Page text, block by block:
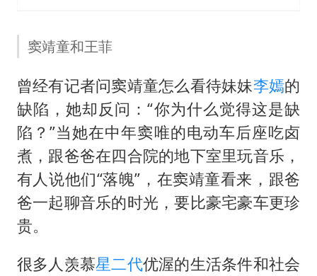
窦靖童和王菲
曾经有记者问窦靖童怎么看待妹妹李嫣的
缺陷，她却反问：“你为什么觉得这是缺
陷？”当她在中年窦唯的电动车后座吃卤
煮，跟爸爸在四合院的地下室里玩音乐，
有人说他们“落魄”，在窦靖童看来，跟爸
爸一起聊音乐的时光，要比豪宅豪车更珍
贵。
很多人羡慕星二代优渥的生活条件和社会